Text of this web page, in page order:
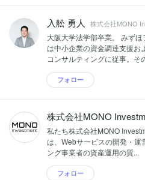
入舩 勇人 株式会社MONO
大阪大学法学部卒業。 みず
は中小企業の資金調達支援お
コンサルティングに従事。そ
フォロー
株式会社MONO
私たち株式会社MONO
は、Webサービスの開発・運
ング事業者の資産運用の質...
フォロー